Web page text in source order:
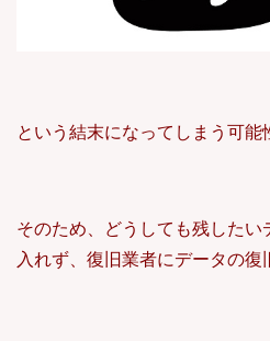
という結末になってしまう可能
そのため、どうしても残した
入れず、復旧業者にデータの復